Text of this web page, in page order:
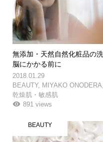
無添加・天然自然化粧品の洗
脳にかかる前に
2018.01.29
BEAUTY, MIYAKO ONODERA
乾燥肌・敏感肌
891 views
BEAUTY